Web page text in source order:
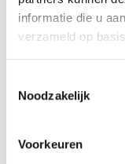
informatie die u
verzameld op
Noodzakelijk
Voorkeuren
Kleur
Afmetingen (Lengte x
Breedte x Diepte)